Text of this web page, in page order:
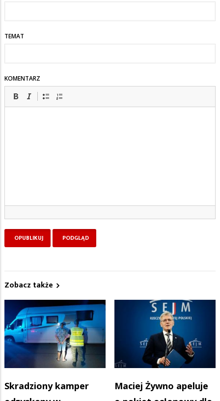
TEMAT
KOMENTARZ
Zobacz także
Skradziony kamper
Maciej Żywno apeluje